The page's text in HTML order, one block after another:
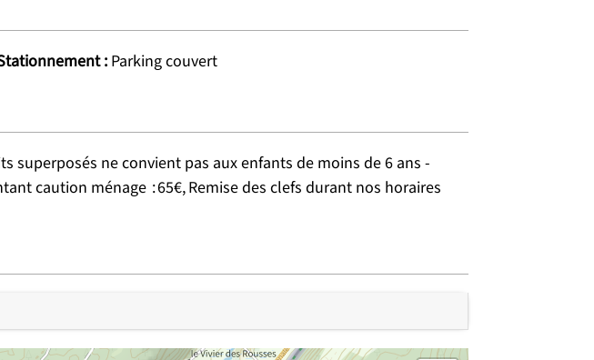
: Parking couvert
superposés ne convient pas aux enfants de moins de 6 ans -
caution ménage 65€ Remise des clefs durant nos horaires